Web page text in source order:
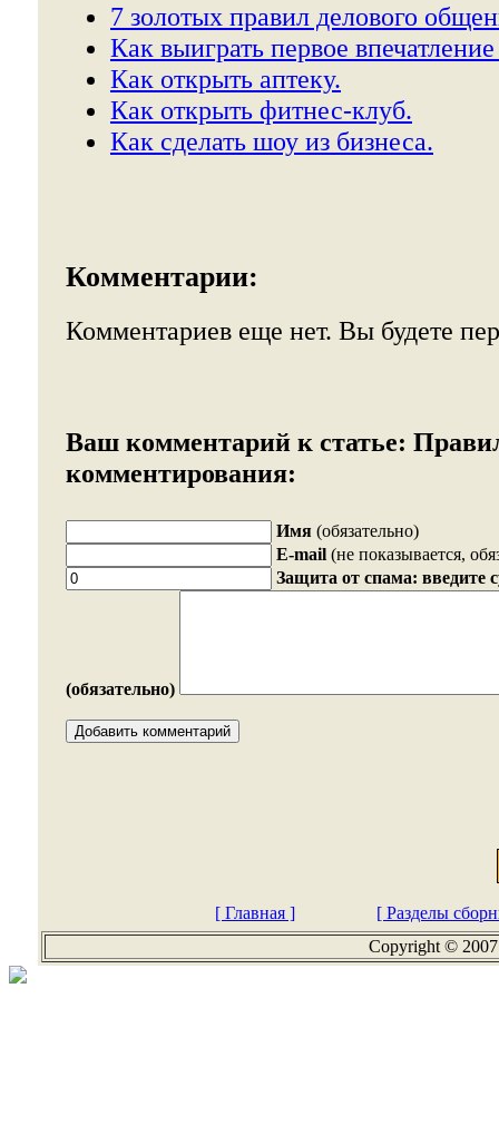
7 золотых правил делового
Как выиграть первое
Как открыть аптеку.
Как открыть фитнес-клуб.
Как сделать шоу из бизнеса.
Комментарии:
Комментариев еще нет. Вы будете
Ваш комментарий к статье:
комментирования:
Имя (обязательно)
E-mail (не показывается,
Защита от спама: введите
(обязательно)
[ Главная ]
[ Разделы
Copyright ©